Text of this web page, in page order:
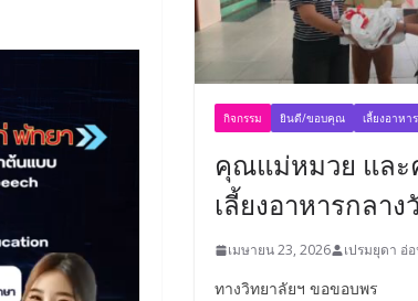
กิจกรรม ยินดี/ขอบคุณ เลี้ยงอาหาร
คุณแม่หมวย และ
เลี้ยงอาหารกลาง
เมษายน 23, 2026 เปรมยุดา อ่
ทางวิทยาลัยฯ ขอขอบพร